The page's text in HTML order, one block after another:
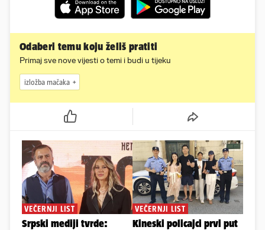
Odaberi temu koju želiš pratiti
Primaj sve nove vijesti o temi i budi u tijeku
izložba mačaka